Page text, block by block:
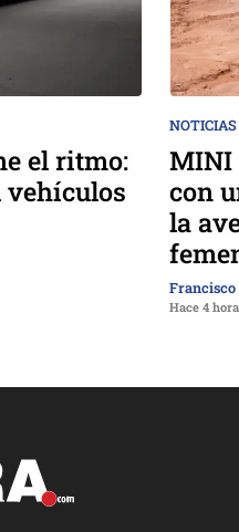
el ritmo:
vehículos
NOTICIAS
MINI
con
la
Hace 4